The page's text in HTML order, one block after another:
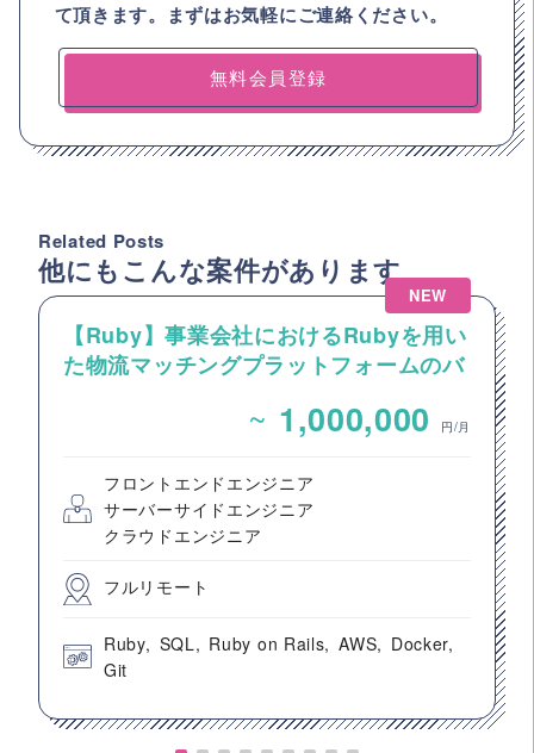
て頂きます。まずはお気軽にご連絡ください。
無料会員登録
Related Posts
他にもこんな案件があります
NEW
【Ruby】事業会社におけるRubyを用い
た物流マッチングプラットフォームのバ
~ 1,000,000 円/月
フロントエンドエンジニア
サーバーサイドエンジニア
クラウドエンジニア
フルリモート
Ruby SQL Ruby on Rails AWS
Docker
Git